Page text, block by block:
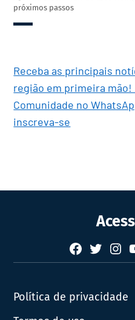
próximos passos
Receba as principais
região em primeira
Comunidade no
inscreva-se
Facebook
Twitter
Política de privacidade